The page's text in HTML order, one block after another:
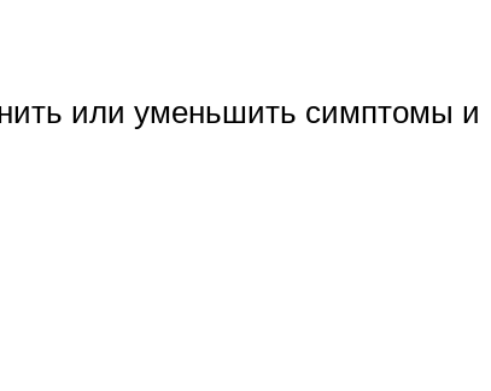
или уменьшить симптомы и